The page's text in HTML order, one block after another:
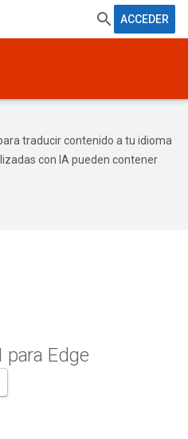
ACCEDER
traducir contenido a tu idioma
con IA pueden contener
para Edge